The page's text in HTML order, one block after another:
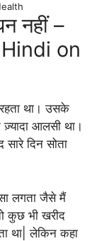
नहीं –
on
था। उसके
आलसी था।
दिन सोता
लगता जैसे मैं
कुछ भी खरीद
था| लेकिन कहा